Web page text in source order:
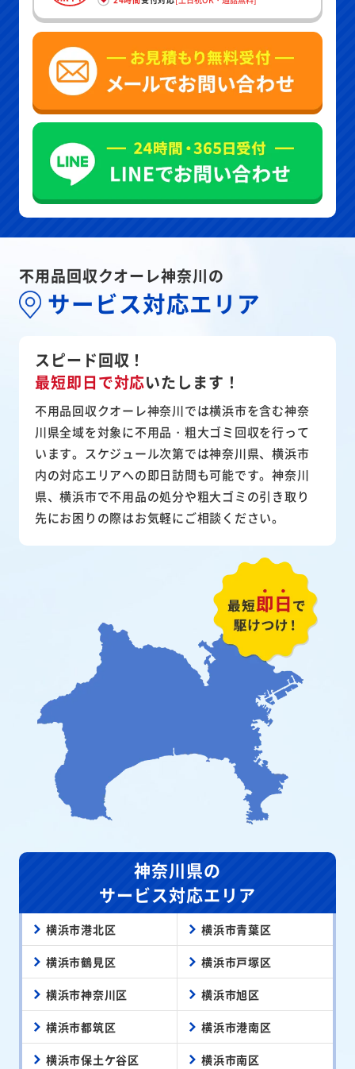
不用品回収クオーレ神奈川の
サービス対応エリア
スピード回収！
最短即日で対応いたします！
不用品回収クオーレ神奈川では横浜市を含む神奈
川県全域を対象に不用品・粗大ゴミ回収を行って
います。スケジュール次第では神奈川県、横浜市
内の対応エリアへの即日訪問も可能です。神奈川
県、横浜市で不用品の処分や粗大ゴミの引き取り
先にお困りの際はお気軽にご相談ください。
神奈川県の
サービス対応エリア
横浜市港北区 横浜市青葉区
横浜市鶴見区 横浜市戸塚区
横浜市神奈川区 横浜市旭区
横浜市都筑区 横浜市港南区
横浜市保土ケ谷区 横浜市南区